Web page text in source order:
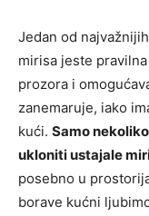
Jedan od
mirisa jeste
prozora i
zanemaruje, iako
kući. Samo
ukloniti ustajale
posebno u
borave kućni